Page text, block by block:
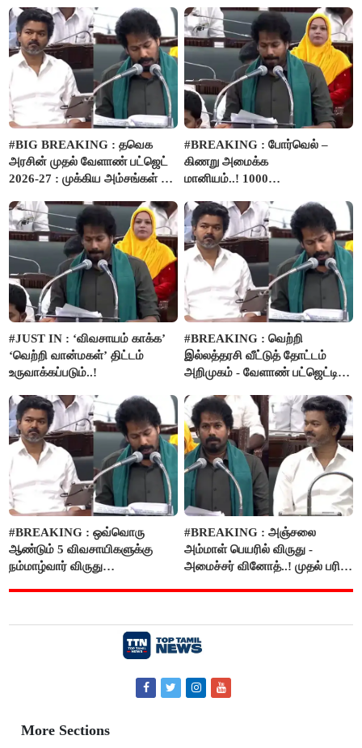
#BIG BREAKING : தவெக
அரசின் முதல் வேளாண் பட்ஜெட்
2026-27 : முக்கிய அம்சங்கள் ஓர்
#BREAKING : போர்வெல் –
கிணறு அமைக்க
மானியம்..! 1000
பம்புசெட் வழங்கப்படும்..!
#JUST IN : ‘விவசாயம் காக்க’
‘வெற்றி வான்மகள்’ திட்டம்
உருவாக்கப்படும்..!
#BREAKING : வெற்றி
இல்லத்தரசி வீட்டுத் தோட்டம்
அறிமுகம் - வேளாண் பட்ஜெட்டில்
#BREAKING : ஒவ்வொரு
ஆண்டும் 5 விவசாயிகளுக்கு
நம்மாழ்வார் விருது
#BREAKING : அஞ்சலை
அம்மாள் பெயரில் விருது -
அமைச்சர் வினோத்..! முதல் பரிசு
More Sections